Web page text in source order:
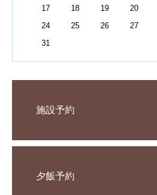
17
18 19 20
24
25 26 27
31
施設予約
夕飯予約